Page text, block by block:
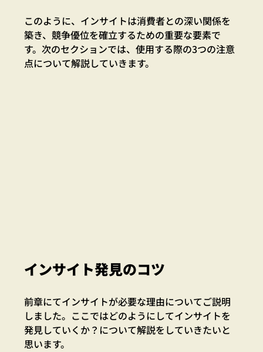
このように、インサイトは消費者との深い関係を
築き、競争優位を確立するための重要な要素で
す。次のセクションでは、使用する際の3つの注意
点について解説していきます。
インサイト発見のコツ
前章にてインサイトが必要な理由についてご説明
しました。ここではどのようにしてインサイトを
発見していくか？について解説をしていきたいと
思います。